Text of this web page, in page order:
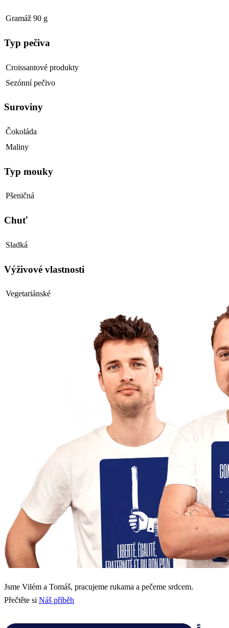
Gramáž 90 g
Typ pečiva
Croissantové produkty
Sezónní pečivo
Suroviny
Čokoláda
Maliny
Typ mouky
Pšeničná
Chuť
Sladká
Výživové vlastnosti
Vegetariánské
Jsme Vilém a Tomáš, pracujeme rukama a pečeme srdcem.
Přečtěte si Náš příběh